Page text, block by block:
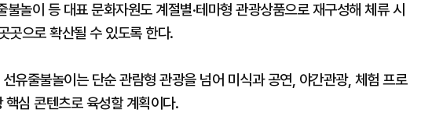
놀이 등 대표 문화자원도 계절별·테마형 관광상품으로 재구성해 체류 시
곳으로 확산될 수 있도록 한다.
선유줄불놀이는 단순 관람형 관광을 넘어 미식과 공연, 야간관광, 체험 프로
심 콘텐츠로 육성할 계획이다.